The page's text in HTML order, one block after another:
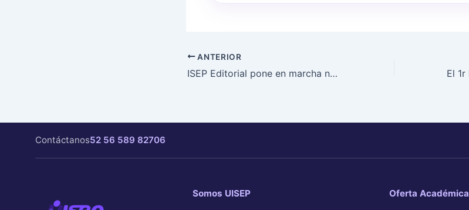
ANTERIOR
ISEP Editorial pone en marcha nueva tienda virtual
Contáctanos52 56 589 82706
Somos UISEP Oferta Académica